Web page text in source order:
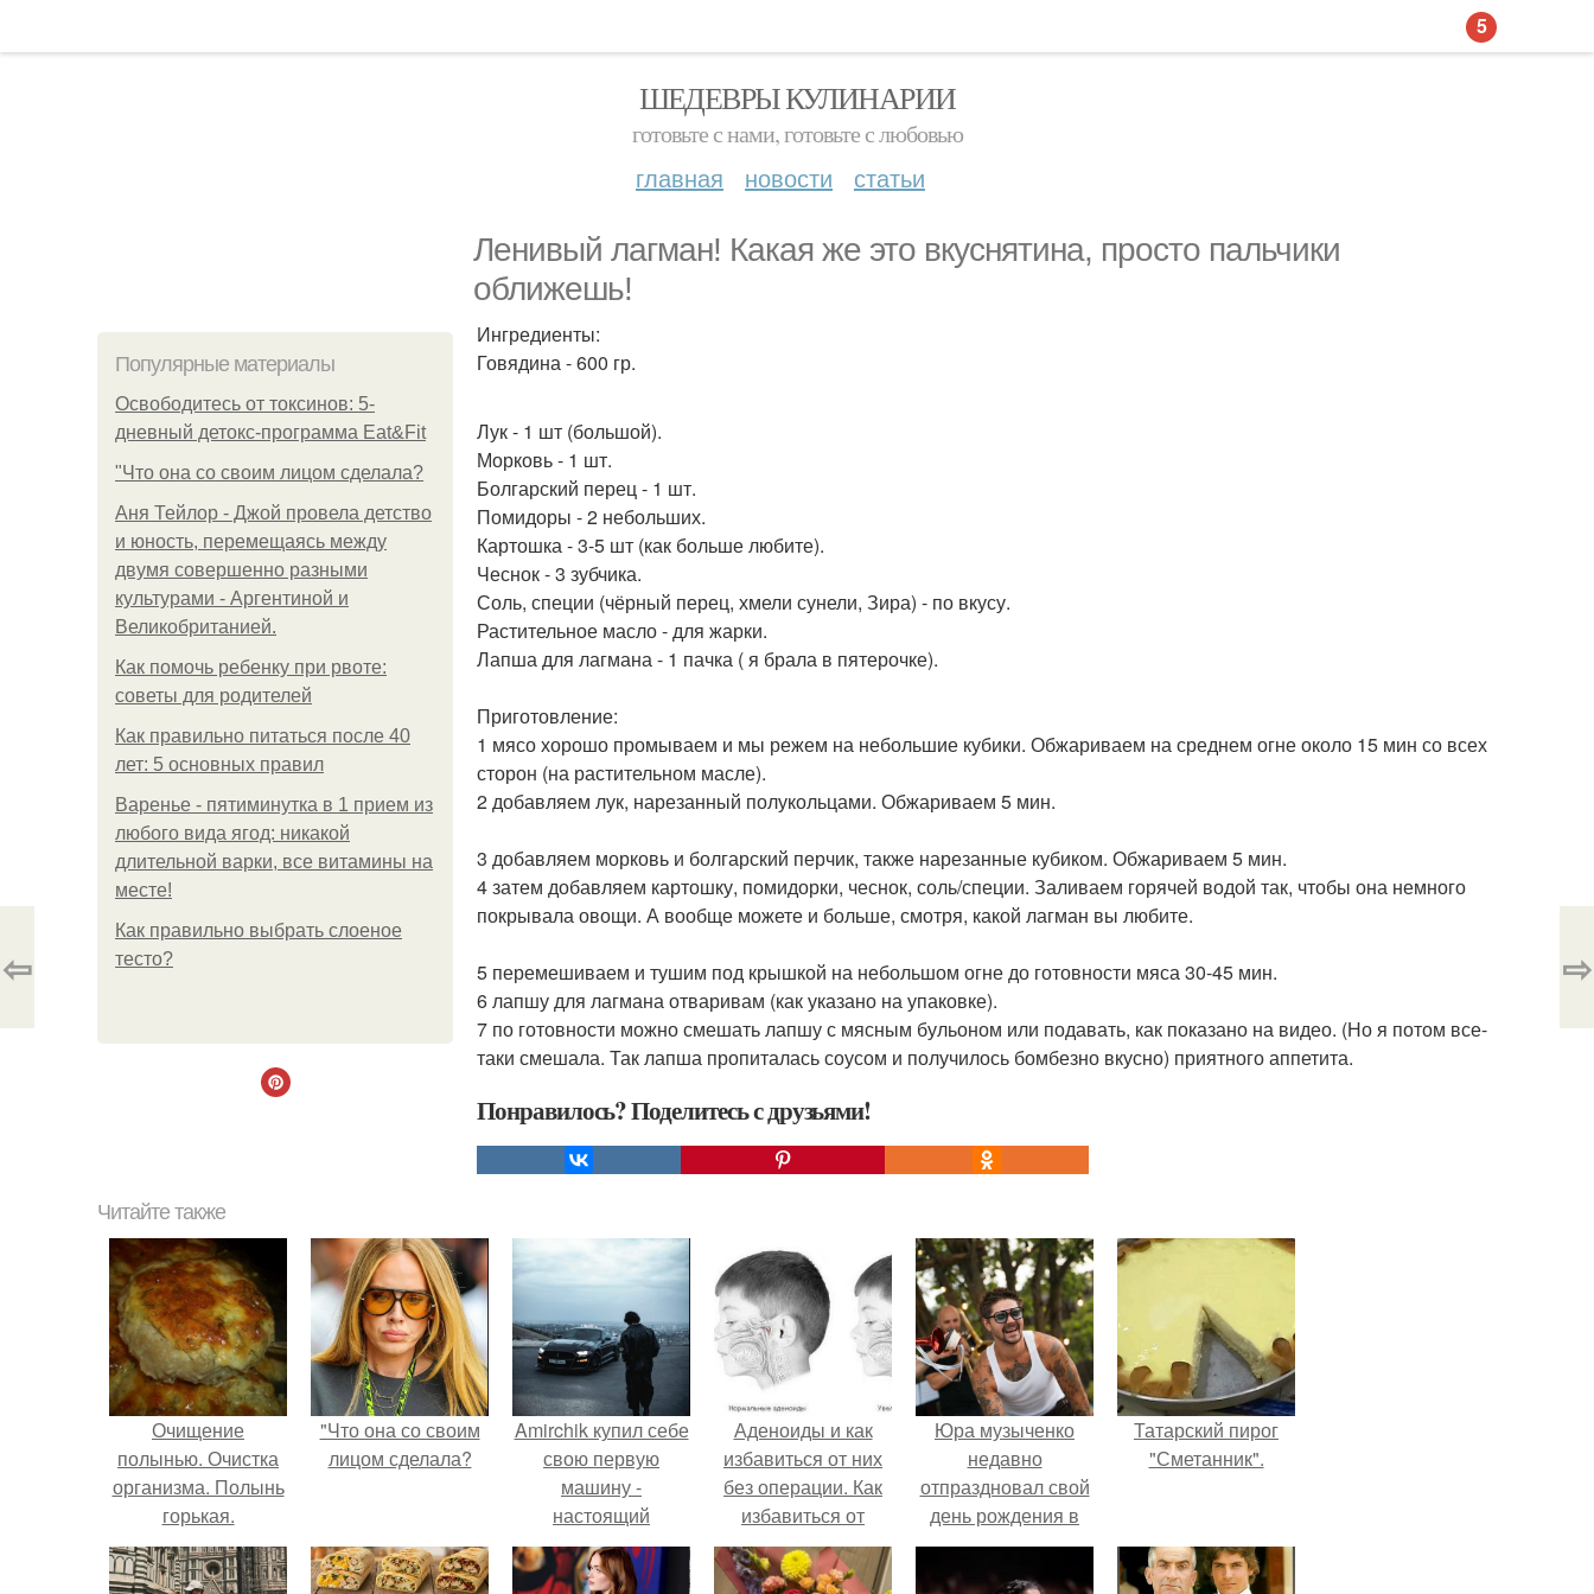
ШЕДЕВРЫ КУЛИНАРИИ
готовьте с нами, готовьте с любовью
главная новости статьи
Ленивый лагман! Какая же это вкуснятина, просто пальчики
оближешь!
Популярные материалы
Освободитесь от токсинов: 5-
дневный детокс-программа Eat&Fit
"Что она со своим лицом сделала?
Аня Тейлор - Джой провела детство
и юность, перемещаясь между
двумя совершенно разными
культурами - Аргентиной и
Великобританией.
Как помочь ребенку при рвоте:
советы для родителей
Как правильно питаться после 40
лет: 5 основных правил
Варенье - пятиминутка в 1 прием из
любого вида ягод: никакой
длительной варки, все витамины на
месте!
Как правильно выбрать слоеное
тесто?
Ингредиенты:
Говядина - 600 гр.
Лук - 1 шт (большой).
Морковь - 1 шт.
Болгарский перец - 1 шт.
Помидоры - 2 небольших.
Картошка - 3-5 шт (как больше любите).
Чеснок - 3 зубчика.
Соль, специи (чёрный перец, хмели сунели, Зира) - по вкусу.
Растительное масло - для жарки.
Лапша для лагмана - 1 пачка ( я брала в пятерочке).
Приготовление:
1 мясо хорошо промываем и мы режем на небольшие кубики. Обжариваем на среднем огне около 15 мин со всех
сторон (на растительном масле).
2 добавляем лук, нарезанный полукольцами. Обжариваем 5 мин.
3 добавляем морковь и болгарский перчик, также нарезанные кубиком. Обжариваем 5 мин.
4 затем добавляем картошку, помидорки, чеснок, соль/специи. Заливаем горячей водой так, чтобы она немного
покрывала овощи. А вообще можете и больше, смотря, какой лагман вы любите.
5 перемешиваем и тушим под крышкой на небольшом огне до готовности мяса 30-45 мин.
6 лапшу для лагмана отваривам (как указано на упаковке).
7 по готовности можно смешать лапшу с мясным бульоном или подавать, как показано на видео. (Но я потом все-
таки смешала. Так лапша пропиталась соусом и получилось бомбезно вкусно) приятного аппетита.
Понравилось? Поделитесь с друзьями!
⇦ ⇨
Читайте также
Очищение
полынью. Очистка
организма. Полынь
горькая.
"Что она со своим
лицом сделала?
Amirchik купил себе
свою первую
машину -
настоящий
автомобиль мечты
для многих
Аденоиды и как
избавиться от них
без операции. Как
избавиться от
аденоидов без
операции?
Юра музыченко
недавно
отпраздновал свой
день рождения в
кругу самых
близких и родных
Татарский пирог
"Сметанник".
5